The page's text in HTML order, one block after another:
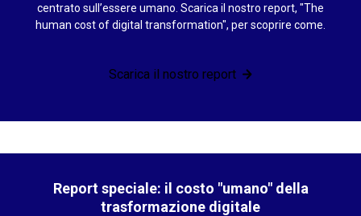
centrato sull’essere umano. Scarica il nostro report, "The
human cost of digital transformation", per scoprire come.
Scarica il nostro report
Report speciale: il costo "umano" della
trasformazione digitale